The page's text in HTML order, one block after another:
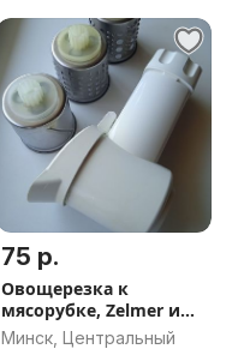
75 р.
Овощерезка к
мясорубке, Zelmer и
Bosch
Минск, Центральный